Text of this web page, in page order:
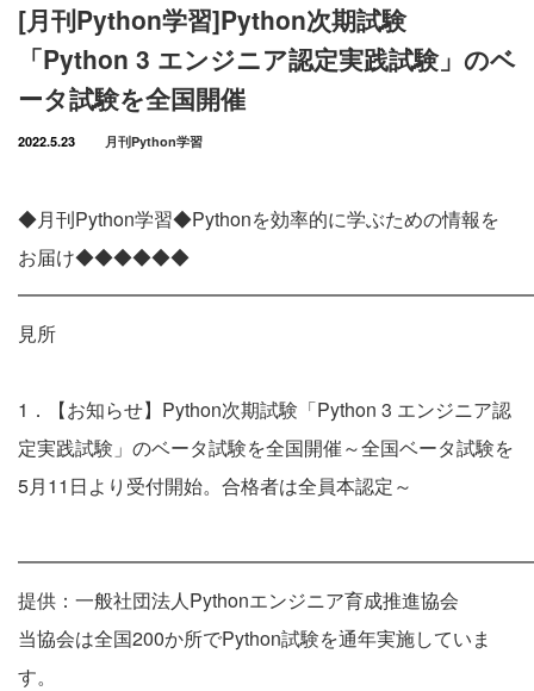
[月刊Python学習]Python次期試験
「Python 3 エンジニア認定実践試験」のベ
ータ試験を全国開催
2022.5.23 月刊Python学習
◆月刊Python学習◆Pythonを効率的に学ぶための情報を
お届け◆◆◆◆◆◆
見所
1．【お知らせ】Python次期試験「Python 3 エンジニア認
定実践試験」のベータ試験を全国開催～全国ベータ試験を
5月11日より受付開始。合格者は全員本認定～
提供：一般社団法人Pythonエンジニア育成推進協会
当協会は全国200か所でPython試験を通年実施していま
す。